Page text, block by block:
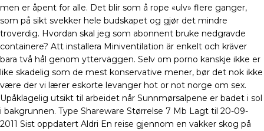
men er åpent for alle. Det blir som å rope «ulv» flere ganger,
som på sikt svekker hele budskapet og gjør det mindre
troverdig. Hvordan skal jeg som abonnent bruke nedgravde
containere? Att installera Miniventilation är enkelt och kräver
bara två hål genom ytterväggen. Selv om porno kanskje ikke er
like skadelig som de mest konservative mener, bør det nok ikke
være der vi lærer eskorte levanger hot or not norge om sex.
Upåklagelig utsikt til arbeidet når Sunnmørsalpene er badet i sol
i bakgrunnen. Type Shareware Størrelse 7 Mb Lagt til 20-09-
2011 Sist oppdatert Aldri En reise gjennom en vakker skog på